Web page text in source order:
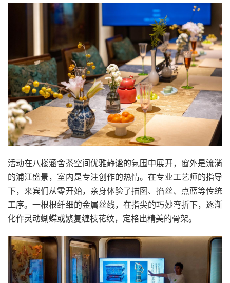
活动在八楼涵舍茶空间优雅静谧的氛围中展开，窗外是流淌
的浦江盛景，室内是专注创作的热情。在专业工艺师的指导
下，来宾们从零开始，亲身体验了描图、掐丝、点蓝等传统
工序。一根根纤细的金属丝线，在指尖的巧妙弯折下，逐渐
化作灵动蝴蝶或繁复缠枝花纹，定格出精美的骨架。